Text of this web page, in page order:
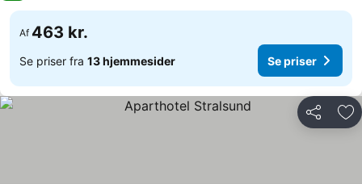
Af 463 kr.
Se priser fra 13 hjemmesider Se priser
Del